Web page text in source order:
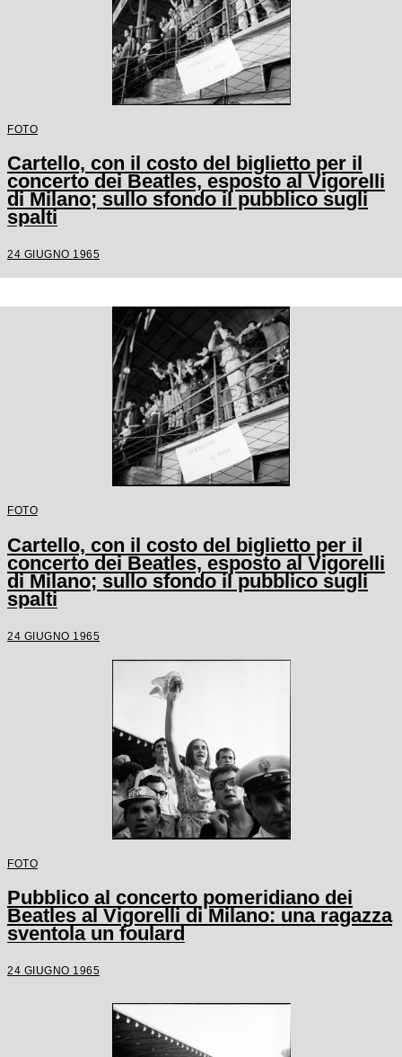
FOTO
Cartello, con il costo del biglietto per il
concerto dei Beatles, esposto al Vigorelli
di Milano; sullo sfondo il pubblico sugli
spalti
24 GIUGNO 1965
FOTO
Cartello, con il costo del biglietto per il
concerto dei Beatles, esposto al Vigorelli
di Milano; sullo sfondo il pubblico sugli
spalti
24 GIUGNO 1965
FOTO
Pubblico al concerto pomeridiano dei
Beatles al Vigorelli di Milano: una ragazza
sventola un foulard
24 GIUGNO 1965